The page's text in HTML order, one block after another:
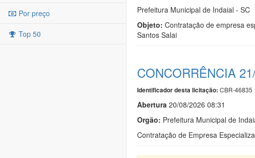
Por preço
Top 50
Prefeitura Municipal de Indaial - SC
Objeto: Contratação de empresa
Santos Salai
CONCORRÊNCIA
Identificador desta licitação: CBR-46835
Abertura 20/08/2026 08:31
Orgão: Prefeitura Municipal de
Contratação de Empresa